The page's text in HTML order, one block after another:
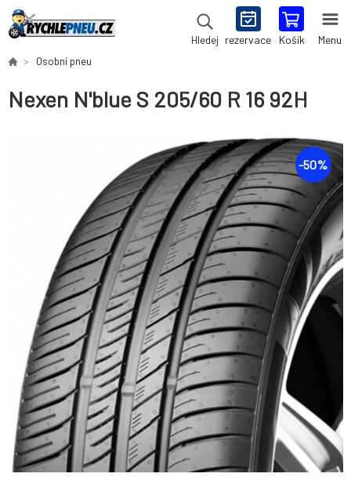
Hledej rezervace Košík Menu
Osobní pneu
Nexen N'blue S 205/60 R 16 92H
-50%